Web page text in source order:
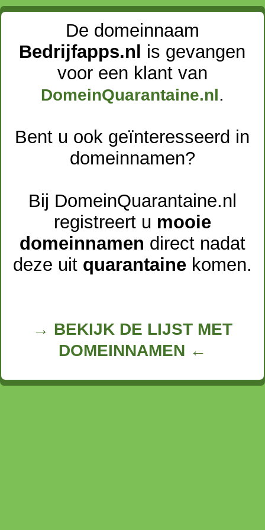
De domeinnaam
Bedrijfapps.nl
is gevangen
voor een klant van
DomeinQuarantaine.nl .
Bent u ook geïnteresseerd in
domeinnamen?
Bij DomeinQuarantaine.nl
registreert u mooie
domeinnamen direct nadat
deze uit quarantainekomen.
→ BEKIJK DE LIJST MET
DOMEINNAMEN ←